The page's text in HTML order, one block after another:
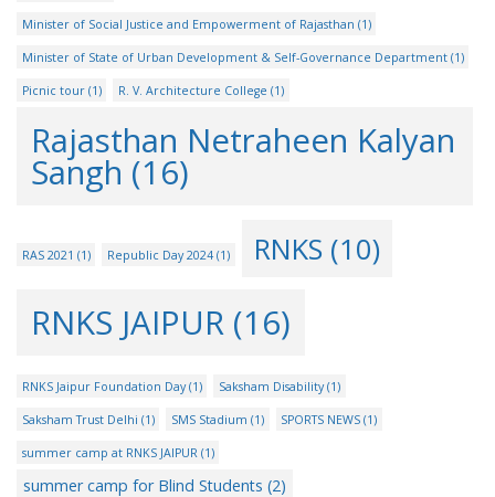
Minister of Social Justice and Empowerment of Rajasthan (1)
Minister of State of Urban Development & Self-Governance Department(1)
Picnic tour(1) R. V. Architecture College (1)
Rajasthan Netraheen Kalyan
Sangh (16)
RAS 2021 (1) Republic Day 2024(1) RNKS (10)
RNKS JAIPUR(16)
RNKS Jaipur Foundation Day(1) Saksham Disability(1)
Saksham Trust Delhi (1) SMS Stadium (1) SPORTS NEWS (1)
summer camp at RNKS JAIPUR(1)
summer camp for Blind Students (2)